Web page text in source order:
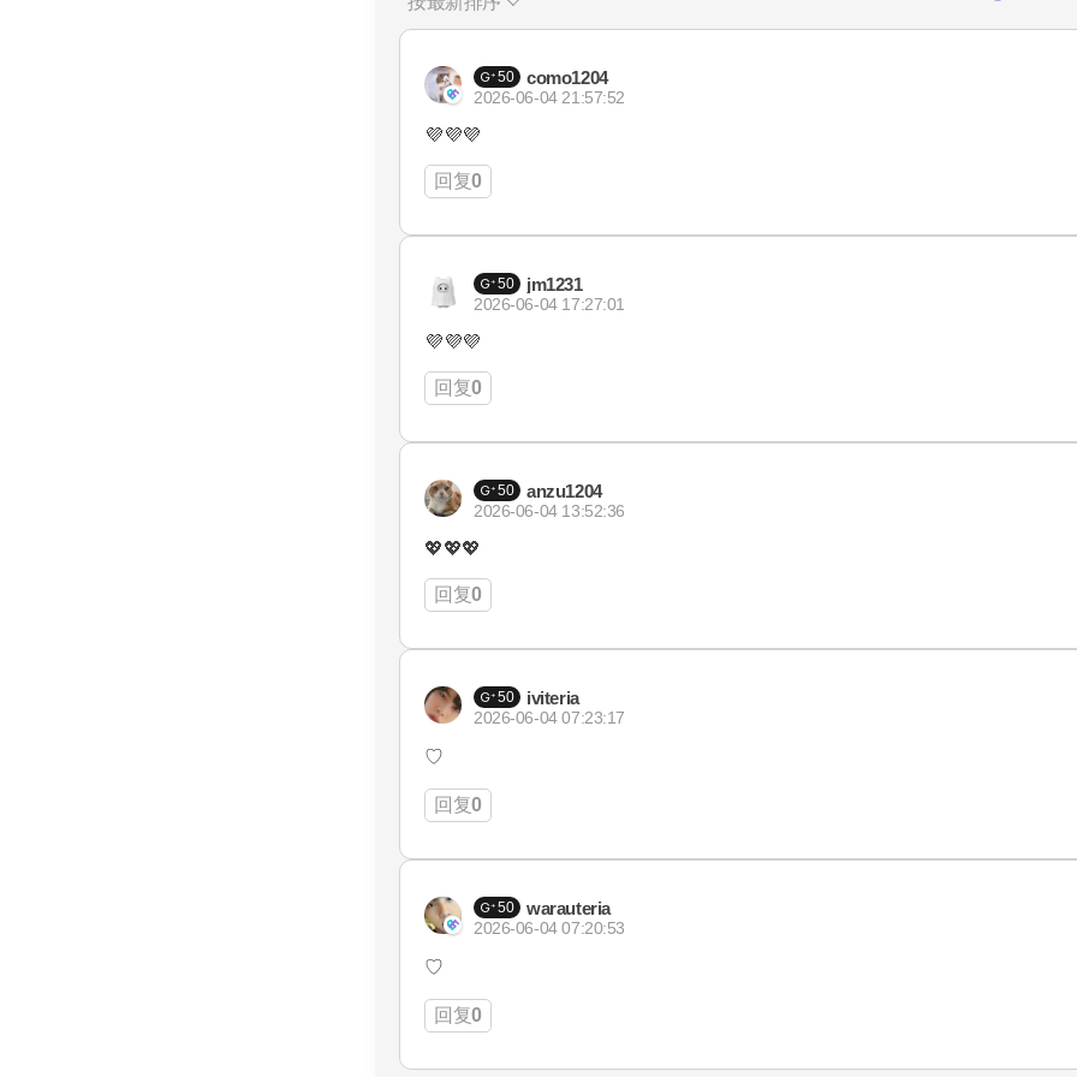
50 como1204
2026-06-04 21:57:52
💜💜💜
回复0
50 jm1231
2026-06-04 17:27:01
💜💜💜
回复0
50 anzu1204
2026-06-04 13:52:36
💖💖💖
回复0
50 iviteria
2026-06-04 07:23:17
♡
回复0
50 warauteria
2026-06-04 07:20:53
♡
回复0